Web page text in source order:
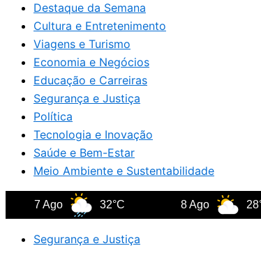
Destaque da Semana
Cultura e Entretenimento
Viagens e Turismo
Economia e Negócios
Educação e Carreiras
Segurança e Justiça
Política
Tecnologia e Inovação
Saúde e Bem-Estar
Meio Ambiente e Sustentabilidade
32°C 28°C
Segurança e Justiça